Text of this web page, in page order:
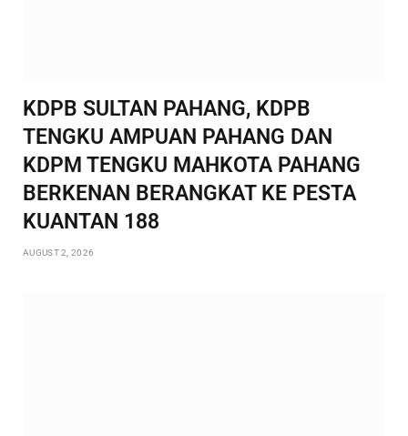
KDPB SULTAN PAHANG, KDPB
TENGKU AMPUAN PAHANG DAN
KDPM TENGKU MAHKOTA PAHANG
BERKENAN BERANGKAT KE PESTA
KUANTAN 188
AUGUST 2, 2026